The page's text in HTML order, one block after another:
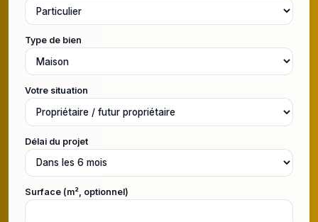
Type de bien
Votre situation
Délai du projet
Surface (m², optionnel)